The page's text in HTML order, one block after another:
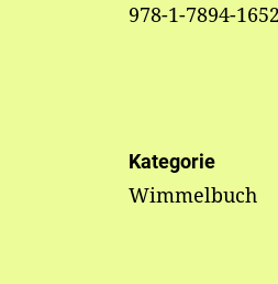
978-1-7894-
Kategorie
Wimmelbuch